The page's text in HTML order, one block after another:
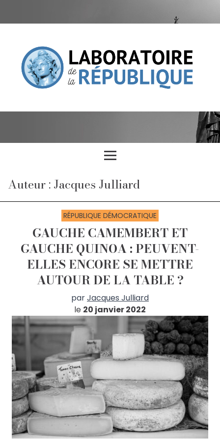
Auteur : Jacques Julliard
RÉPUBLIQUE DÉMOCRATIQUE
GAUCHE CAMEMBERT ET
GAUCHE QUINOA : PEUVENT-
ELLES ENCORE SE METTRE
AUTOUR DE LA TABLE ?
parJacques Julliard
le 20 janvier 2022